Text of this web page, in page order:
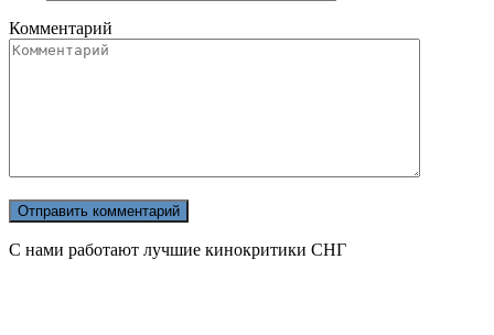
Комментарий
С нами работают лучшие кинокритики СНГ